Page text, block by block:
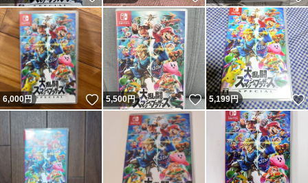
6,000円 いいね！
5,500円 いいね！
5,199円